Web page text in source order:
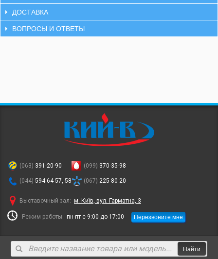
ДОСТАВКА
ВОПРОСЫ И ОТВЕТЫ
(063) 391-20-90
(044) 594-64-57, 58
(099) 370-35-98
(067) 225-80-20
Выставочный зал: м. Київ, вул. Гарматна, 3
Режим работы: пн-пт с 9:00 до 17:00 Перезвоните мне
Найти